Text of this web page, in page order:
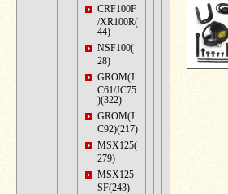
CRF100F
/XR100R(
44)
NSF100(
28)
GROM(J
C61/JC75
)(322)
GROM(J
C92)(217)
MSX125(
279)
MSX125
SF(243)